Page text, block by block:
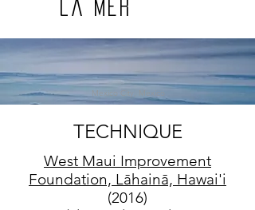
la mer
Mexico City, Mexico
TECHNIQUE
West Maui Improvement
Foundation, Lāhainā, Hawai'i
(2016)